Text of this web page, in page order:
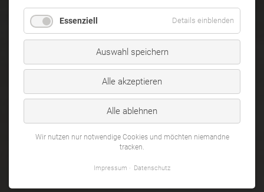
Essenziell Details einblenden
Auswahl speichern
Alle akzeptieren
Alle ablehnen
Wir nutzen nur notwendige Cookies und möchten niemandne
tracken.
Impressum Datenschutz